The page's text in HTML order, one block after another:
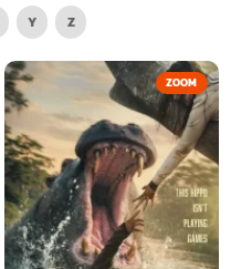
Y Z
ZOOM